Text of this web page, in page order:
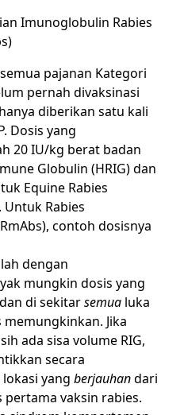
Imunoglobulin Rabies
pajanan Kategori
pernah divaksinasi
diberikan satu kali
Dosis yang
20 IU/kg berat badan
Globulin (HRIG) dan
Equine Rabies
Untuk Rabies
contoh dosisnya
dengan
mungkin dosis yang
di sekitarsemua luka
Jika
ada sisa volume RIG,
secara
yang berjauhandari
vaksin rabies.